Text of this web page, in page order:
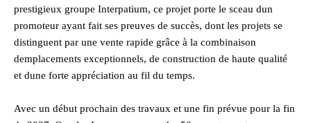
prestigieux groupe Interpatium, ce projet porte le sceau dun
promoteur ayant fait ses preuves de succès, dont les projets se
distinguent par une vente rapide grâce à la combinaison
demplacements exceptionnels, de construction de haute qualité
et dune forte appréciation au fil du temps.
Avec un début prochain des travaux et une fin prévue pour la fin